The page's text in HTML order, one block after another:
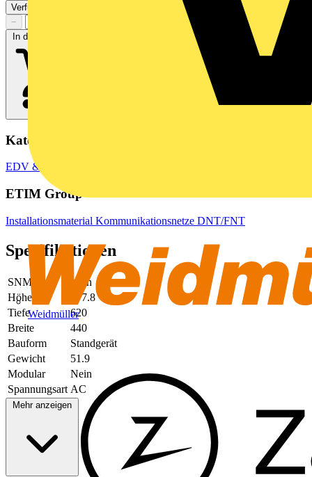
Weidmüller
Verfügbar: 1 Händler
−
In den Warenkorb
Kategorien
EDV & Peripheriegeräte
ETIM Group
Installationsmaterial Kommunikationsnetze DNT/FNT
Spezifikationen
SNMP
Nein
Höhe
177.8
Tiefe
620
Breite
440
Bauform
Standgerät
Gewicht
51.9
Modular
Nein
Spannungsart AC
Mehr anzeigen